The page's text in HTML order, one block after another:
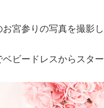
お宮参りの写真を撮影
ベビードレスからスタ